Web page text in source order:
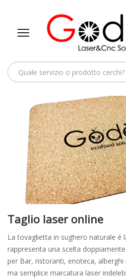
Taglio laser online
La tovaglietta in sughero naturale é
rappresenta una scelta
per Bar, ristoranti, enoteca,
ma semplice marcatura laser